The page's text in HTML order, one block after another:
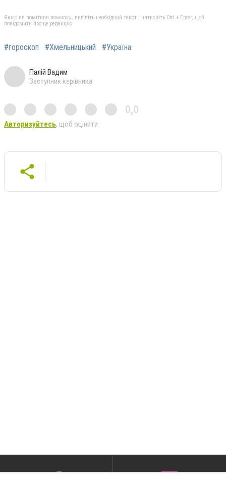
Якщо ви помітили помилку, виділіть необхідний текст і натисніть Ctrl + Enter, щоб
повідомити про це редакцію
#гороскоп #Хмельницький #Україна
Палій Вадим
Заступник керівника
0,0
Авторизуйтесь, щоб оцінити